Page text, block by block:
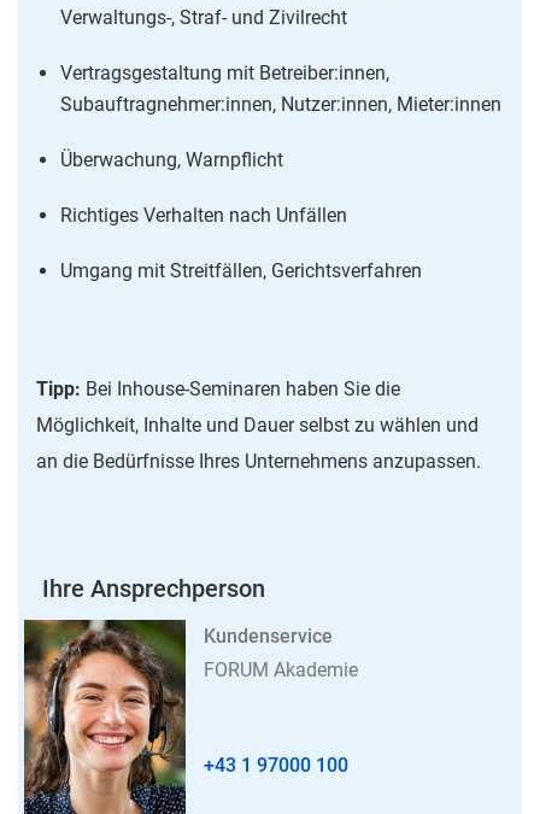
Verwaltungs-, Straf- und Zivilrecht
Vertragsgestaltung mit Betreiber:innen,
Subauftragnehmer:innen, Nutzer:innen, Mieter:innen
Überwachung, Warnpflicht
Richtiges Verhalten nach Unfällen
Umgang mit Streitfällen, Gerichtsverfahren
Tipp: Bei Inhouse-Seminaren haben Sie die
Möglichkeit, Inhalte und Dauer selbst zu wählen und
an die Bedürfnisse Ihres Unternehmens anzupassen.
Ihre Ansprechperson
Kundenservice
FORUM Akademie
+43 1 97000 100